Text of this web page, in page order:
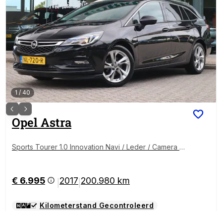
1 / 40
OpelAstra
Sports Tourer 1.0 Innovation Navi / Leder / Camera /
€ 6.995 2017 200.980 km
Kilometerstand Gecontroleerd